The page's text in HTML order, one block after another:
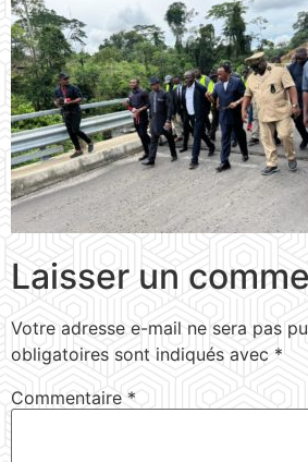
Laisser un
Votre adresse e-mail ne sera pas
obligatoires sont indiqués avec *
Commentaire *